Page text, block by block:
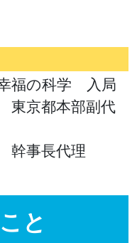
福の科学 入局
京都本部副代
事長代理
と